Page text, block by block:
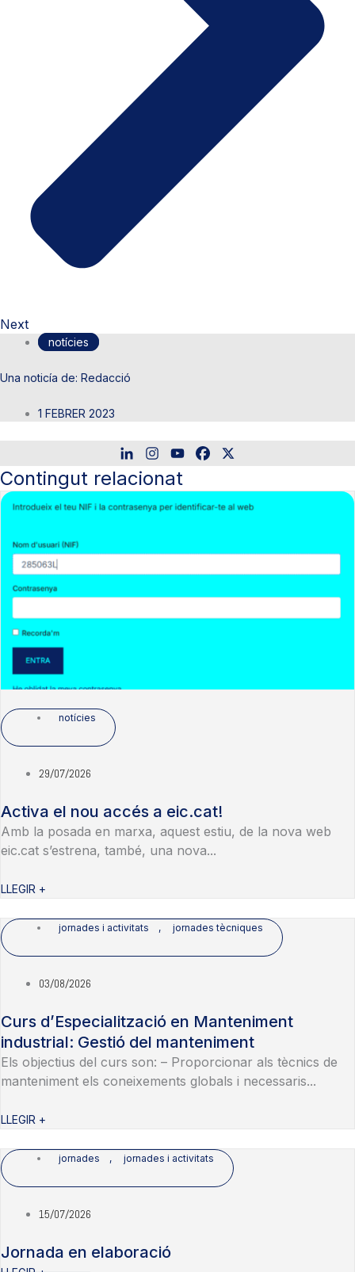
Next
notícies
Redacció
1 FEBRER 2023
Contingut relacionat
notícies
29/07/2026
Activa el nou accés a eic.cat!
Amb la posada en marxa, aquest estiu, de la nova web
eic.cat s’estrena, també, una nova...
LLEGIR +
jornades i activitats , jornades tècniques
03/08/2026
Curs d’Especialització en Manteniment
industrial: Gestió del manteniment
Els objectius del curs son: – Proporcionar als tècnics de
manteniment els coneixements globals i necessaris...
LLEGIR +
jornades , jornades i activitats
15/07/2026
Jornada en elaboració